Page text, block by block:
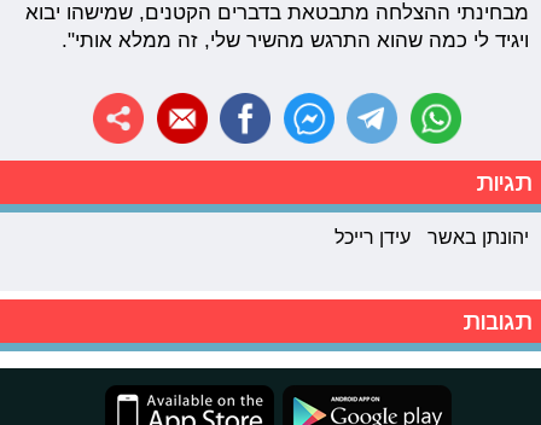
מבחינתי ההצלחה מתבטאת בדברים הקטנים, שמישהו יבוא
ויגיד לי כמה שהוא התרגש מהשיר שלי, זה ממלא אותי".
תגיות
יהונתן באשר עידן רייכל
תגובות